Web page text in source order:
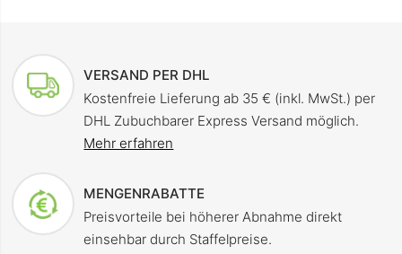
VERSAND PER DHL
Kostenfreie Lieferung ab 35 € (inkl. MwSt.) per
DHL Zubuchbarer Express Versand möglich.
Mehr erfahren
MENGENRABATTE
Preisvorteile bei höherer Abnahme direkt
einsehbar durch Staffelpreise.